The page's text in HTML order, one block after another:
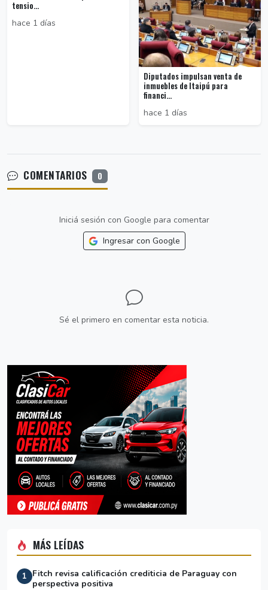
tensio...
hace 1 días
Diputados impulsan venta de
inmuebles de Itaipú para
financi...
hace 1 días
COMENTARIOS 0
Iniciá sesión con Google para comentar
Ingresar con Google
Sé el primero en comentar esta noticia.
MÁS LEÍDAS
1
Fitch revisa calificación crediticia de Paraguay con
perspectiva positiva